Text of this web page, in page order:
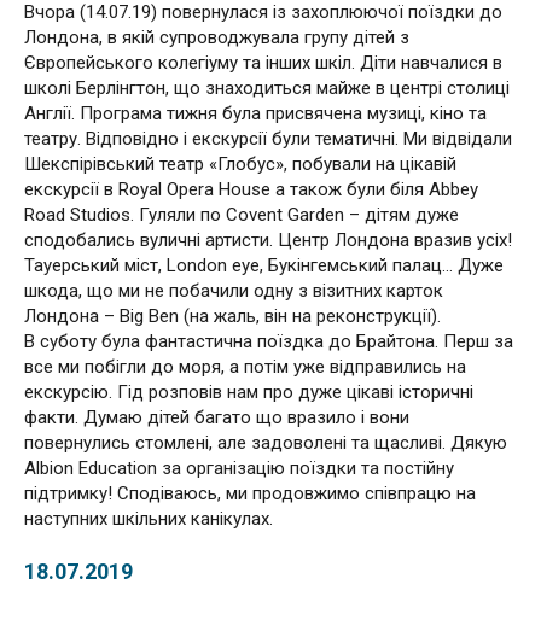
Вчора (14.07.19) повернулася із захоплюючої поїздки до
Лондона, в якій супроводжувала групу дітей з
Європейського колегіуму та інших шкіл. Діти навчалися в
школі Берлінгтон, що знаходиться майже в центрі столиці
Англії. Програма тижня була присвячена музиці, кіно та
театру. Відповідно і екскурсії були тематичні. Ми відвідали
Шекспірівський театр «Глобус», побували на цікавій
екскурсії в Royal Opera House а також були біля Abbey
Road Studios. Гуляли по Covent Garden – дітям дуже
сподобались вуличні артисти. Центр Лондона вразив усіх!
Тауерський міст, London eye, Букінгемський палац… Дуже
шкода, що ми не побачили одну з візитних карток
Лондона – Big Ben (на жаль, він на реконструкції).
В суботу була фантастична поїздка до Брайтона. Перш за
все ми побігли до моря, а потім уже відправились на
екскурсію. Гід розповів нам про дуже цікаві історичні
факти. Думаю дітей багато що вразило і вони
повернулись стомлені, але задоволені та щасливі. Дякую
Albion Education за організацію поїздки та постійну
підтримку! Сподіваюсь, ми продовжимо співпрацю на
наступних шкільних канікулах.
18.07.2019